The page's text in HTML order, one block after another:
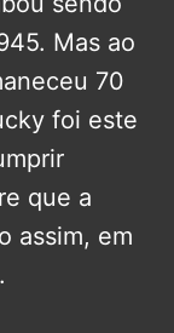
Mas ao
70
foi este
que a
assim, em
.